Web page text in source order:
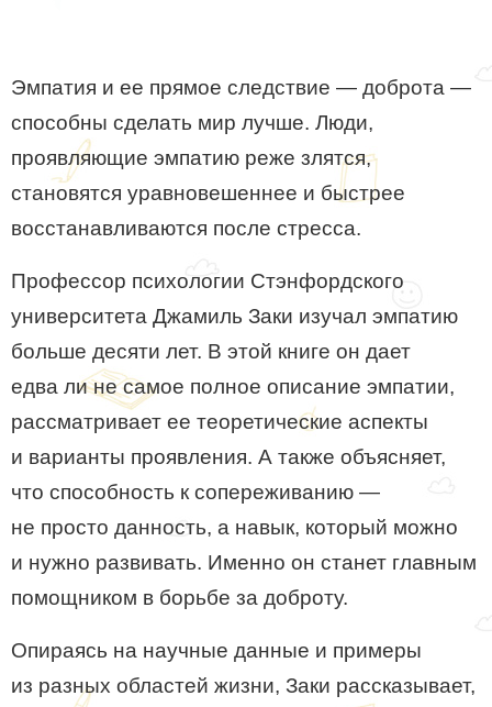
Эмпатия и ее прямое следствие — доброта —
способны сделать мир лучше. Люди,
проявляющие эмпатию реже злятся,
становятся уравновешеннее и быстрее
восстанавливаются после стресса.
Профессор психологии Стэнфордского
университета Джамиль Заки изучал эмпатию
больше десяти лет. В этой книге он дает
едва ли не самое полное описание эмпатии,
рассматривает ее теоретические аспекты
и варианты проявления. А также объясняет,
что способность к сопереживанию —
не просто данность, а навык, который можно
и нужно развивать. Именно он станет главным
помощником в борьбе за доброту.
Опираясь на научные данные и примеры
из разных областей жизни, Заки рассказывает,